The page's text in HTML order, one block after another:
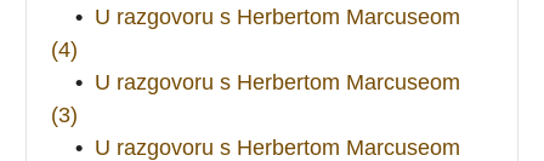
• U razgovoru s Herbertom Marcuseom
(4)
• U razgovoru s Herbertom Marcuseom
(3)
• U razgovoru s Herbertom Marcuseom